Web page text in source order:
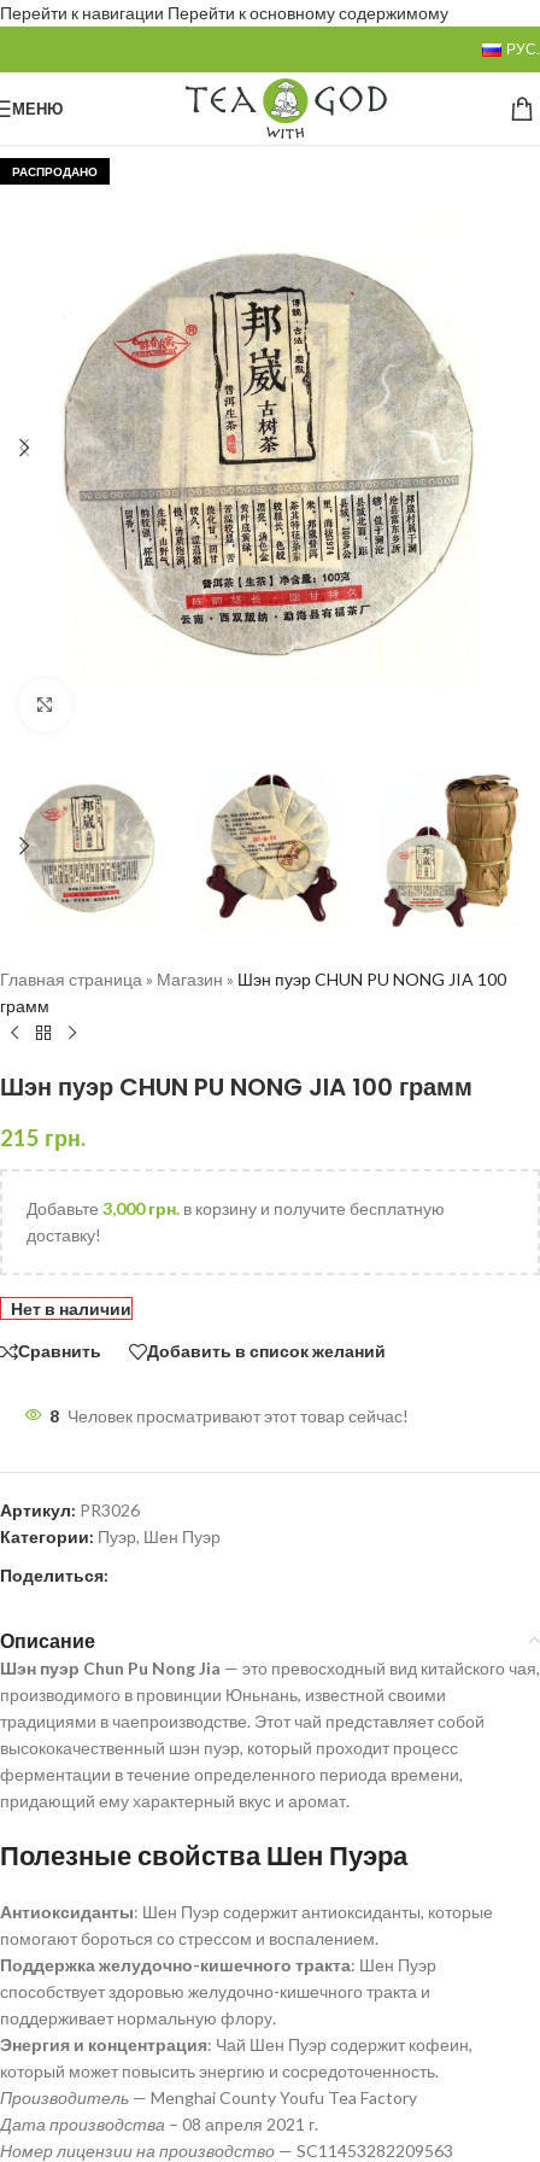
Перейти к навигации Перейти к основному содержимому
РУС.
МЕНЮ
РАСПРОДАНО
Главная страница » Магазин » Шэн пуэр CHUN PU NONG JIA 100
грамм
Шэн пуэр CHUN PU NONG JIA 100 грамм
215 грн.
Добавьте 3,000грн. в корзину и получите бесплатную
доставку!
Нет в наличии
Сравнить Добавить в список желаний
8 Человек просматривают этот товар сейчас!
Артикул: PR3026
Категории: Пуэр, Шен Пуэр
Поделиться:
Описание
Шэн пуэр Chun Pu Nong Jia — это превосходный вид китайского чая,
производимого в провинции Юньнань, известной своими
традициями в чаепроизводстве. Этот чай представляет собой
высококачественный шэн пуэр, который проходит процесс
ферментации в течение определенного периода времени,
придающий ему характерный вкус и аромат.
Полезные свойства Шен Пуэра
Антиоксиданты: Шен Пуэр содержит антиоксиданты, которые
помогают бороться со стрессом и воспалением.
Поддержка желудочно-кишечного тракта: Шен Пуэр
способствует здоровью желудочно-кишечного тракта и
поддерживает нормальную флору.
Энергия и концентрация: Чай Шен Пуэр содержит кофеин,
который может повысить энергию и сосредоточенность.
Производитель — Menghai County Youfu Tea Factory
Дата производства – 08 апреля 2021 г.
Номер лицензии на производство — SC11453282209563